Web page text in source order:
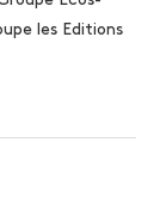
les Editions